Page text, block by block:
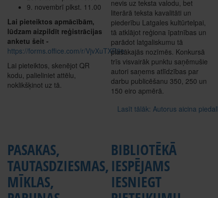
9. novembrī plkst. 11.00
Lai pieteiktos apmācībām,
lūdzam aizpildīt reģistrācijas
anketu šeit -
https://forms.office.com/r/VjvXuTXR9e
Lai pieteiktos, skenējot QR
kodu, palieliniet attēlu,
noklikšķinot uz tā.
nevis uz teksta valodu, bet
literārā teksta kavalitāti un
piederību Latgales kultūrtelpai,
tā atklājot reģiona īpatnības un
parādot latgaliskumu tā
plašākajās nozīmēs. Konkursā
trīs visvairāk punktu saņēmušie
autori saņems atlīdzības par
darbu publicēšanu 350, 250 un
150 eiro apmērā.
Lasīt tālāk: Autorus aicina
PASAKAS,
TAUTASDZIESMAS,
MĪKLAS,
BIBLIOTĒKĀ
IESPĒJAMS
IESNIEGT